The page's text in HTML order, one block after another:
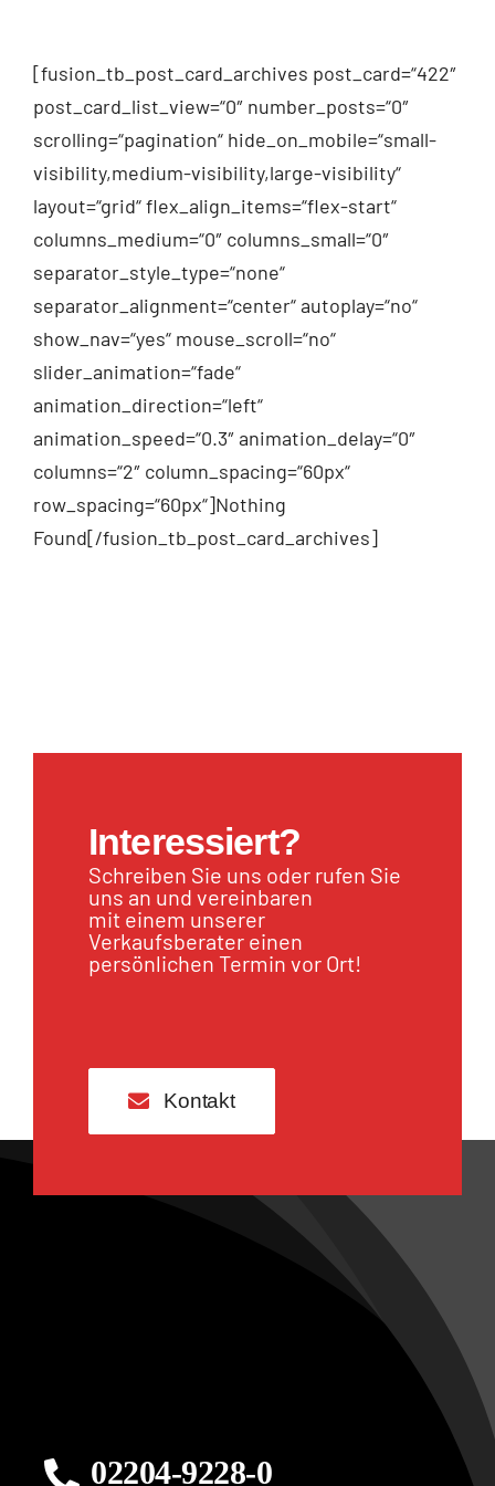
[fusion_tb_post_card_archives post_card=“422″
post_card_list_view=“0″ number_posts=“0″
scrolling=“pagination“ hide_on_mobile=“small-
visibility,medium-visibility,large-visibility“
layout=“grid“ flex_align_items=“flex-start“
columns_medium=“0″ columns_small=“0″
separator_style_type=“none“
separator_alignment=“center“ autoplay=“no“
show_nav=“yes“ mouse_scroll=“no“
slider_animation=“fade“
animation_direction=“left“
animation_speed=“0.3″ animation_delay=“0″
columns=“2″ column_spacing=“60px“
row_spacing=“60px“]Nothing
Found[/fusion_tb_post_card_archives]
Interessiert?
Schreiben Sie uns oder rufen Sie
uns an und vereinbaren
mit einem unserer
Verkaufsberater einen
persönlichen Termin vor Ort!
Kontakt
02204-9228-0